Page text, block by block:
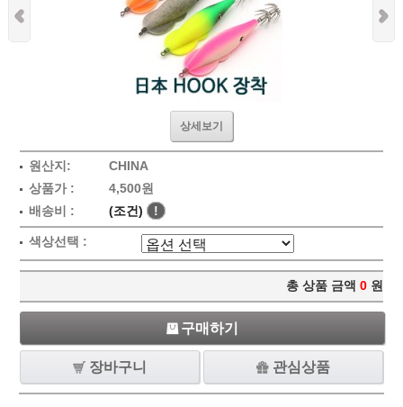
상세보기
원산지:
CHINA
상품가 :
4,500원
배송비 :
(조건) !
색상선택 :
총 상품 금액 0 원
구매하기
장바구니 관심상품